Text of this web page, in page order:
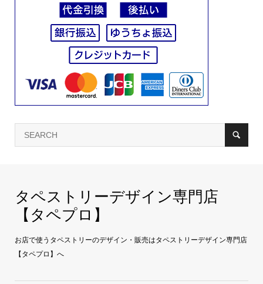
タペストリーデザイン専門店
【タペプロ】
お店で使うタペストリーのデザイン・販売はタペストリーデザイン専門店
【タペプロ】へ